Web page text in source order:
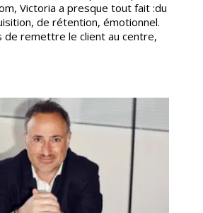
Victoria a presque tout fait :du
de rétention, émotionnel.
de remettre le client au centre,